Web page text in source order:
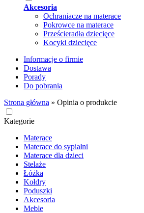
Akcesoria
Ochraniacze na materace
Pokrowce na materace
Prześcieradła dziecięce
Kocyki dziecięce
Informacje o firmie
Dostawa
Porady
Do pobrania
Strona główna » Opinia o produkcie
Kategorie
Materace
Materace do sypialni
Materace dla dzieci
Stelaże
Łóżka
Kołdry
Poduszki
Akcesoria
Meble